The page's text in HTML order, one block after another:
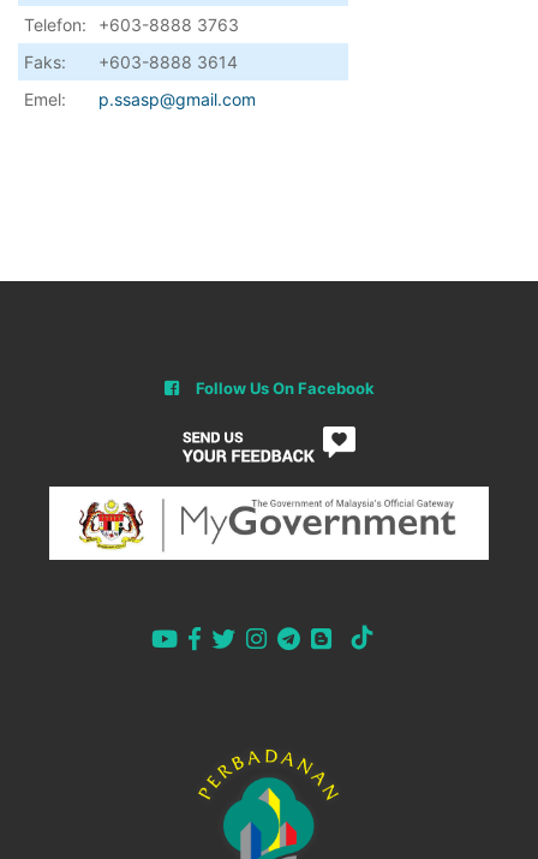
Telefon:
+603-8888 3763
Faks:
+603-8888 3614
Emel:
p.ssasp@gmail.com
Follow Us On Facebook